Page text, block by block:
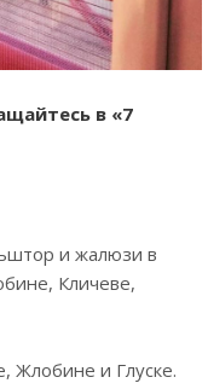
в «7
и жалюзи в
Кличеве,
Жлобине и Глуске.